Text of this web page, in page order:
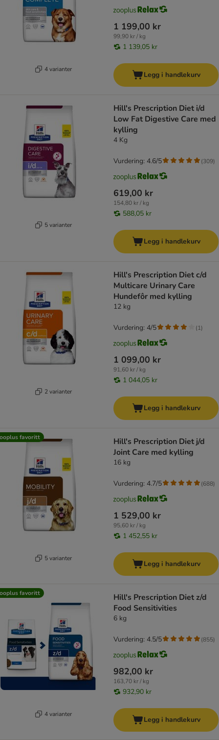
4 varianter
1 199,00 kr
99,90 kr / kg
1 139,05 kr
Legg i handlekurv
5 varianter
Hill's Prescription Diet i/d
Low Fat Digestive Care med
kylling
4 Kg
619,00 kr
154,80 kr / kg
588,05 kr
Vurdering: 4.6/5 (309)
Legg i handlekurv
2 varianter
Hill's Prescription Diet c/d
Multicare Urinary Care
Hundefôr med kylling
12 kg
1 099,00 kr
91,60 kr / kg
1 044,05 kr
Vurdering: 4/5 (1)
Legg i handlekurv
favoritt
5 varianter
Hill's Prescription Diet j/d
Joint Care med kylling
16 kg
1 529,00 kr
95,60 kr / kg
1 452,55 kr
Vurdering: 4.7/5 (688)
Legg i handlekurv
favoritt
4 varianter
Hill's Prescription Diet z/d
Food Sensitivities
6 kg
982,00 kr
163,70 kr / kg
932,90 kr
Vurdering: 4.5/5 (855)
Legg i handlekurv